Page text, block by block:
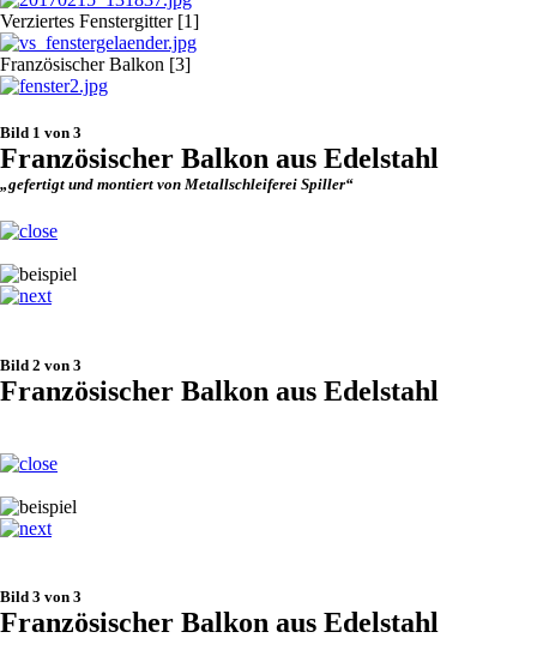
Verziertes Fenstergitter [1]
Französischer Balkon [3]
Bild 1 von 3
Französischer Balkon aus Edelstahl
„gefertigt und montiert von Metallschleiferei Spiller“
Bild 2 von 3
Französischer Balkon aus Edelstahl
Bild 3 von 3
Französischer Balkon aus Edelstahl